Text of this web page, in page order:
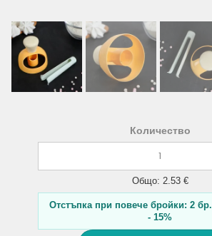
Количество
Общо: 2.53 €
Отстъпка при повече бройки: 2
- 15%